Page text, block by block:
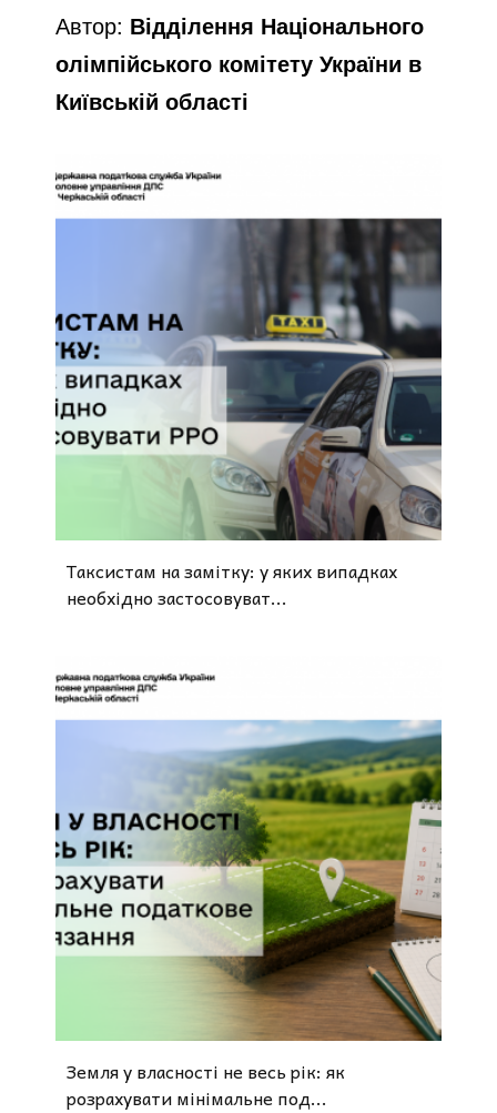
Автор: Відділення Національного
олімпійського комітету України в
Київській області
Таксистам на замітку: у яких випадках
необхідно застосовуват...
Земля у власності не весь рік: як
розрахувати мінімальне под...